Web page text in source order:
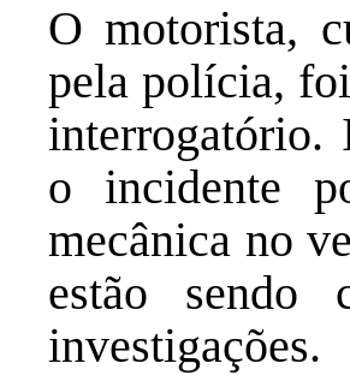
O motorista,
pela polícia,
interrogatório.
o incidente
mecânica no
estão sendo
investigações.